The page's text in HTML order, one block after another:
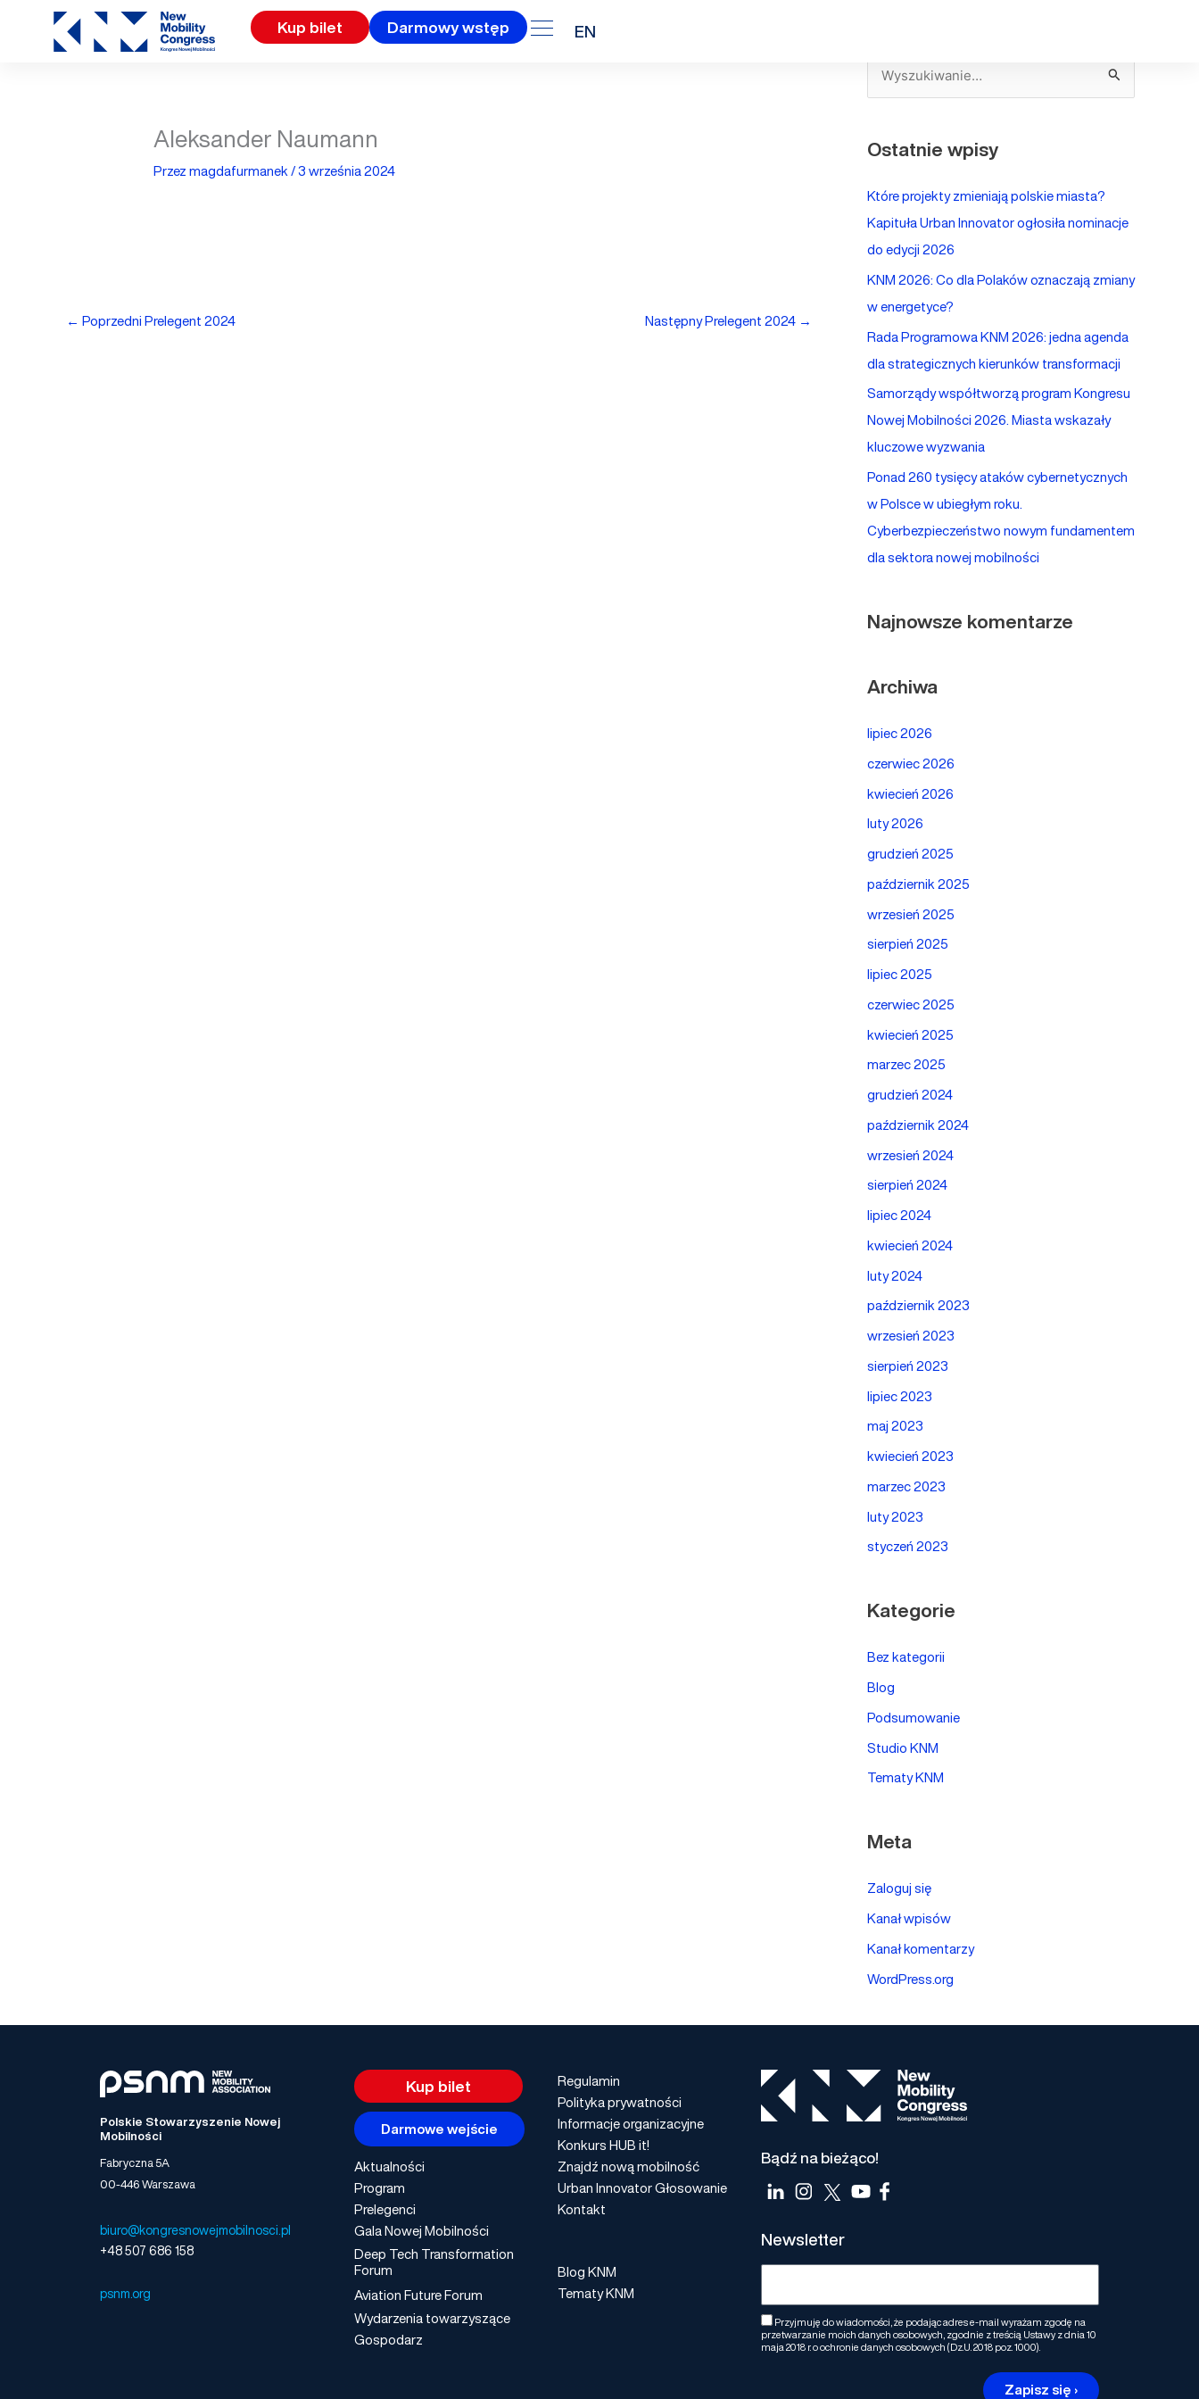
Kup bilet Darmowy wstęp EN
Aleksander Naumann
Przezmagdafurmanek/3 września 2024
← Poprzedni Prelegent 2024 Następny Prelegent 2024 →
z
k
Ostatnie wpisy
Które projekty zmieniają polskie miasta?
Kapituła Urban Innovator ogłosiła nominacje
do edycji 2026
KNM 2026: Co dla Polaków oznaczają zmiany
w energetyce?
Rada Programowa KNM 2026: jedna agenda
dla strategicznych kierunków transformacji
Samorządy współtworzą program Kongresu
Nowej Mobilności 2026. Miasta wskazały
kluczowe wyzwania
Ponad 260 tysięcy ataków cybernetycznych
w Polsce w ubiegłym roku.
Cyberbezpieczeństwo nowym fundamentem
dla sektora nowej mobilności
Najnowsze komentarze
Archiwa
lipiec 2026
czerwiec 2026
kwiecień 2026
luty 2026
grudzień 2025
październik 2025
wrzesień 2025
sierpień 2025
lipiec 2025
czerwiec 2025
kwiecień 2025
marzec 2025
grudzień 2024
październik 2024
wrzesień 2024
sierpień 2024
lipiec 2024
kwiecień 2024
luty 2024
październik 2023
wrzesień 2023
sierpień 2023
lipiec 2023
maj 2023
kwiecień 2023
marzec 2023
luty 2023
styczeń 2023
Kategorie
Bez kategorii
Blog
Podsumowanie
Studio KNM
Tematy KNM
Meta
Zaloguj się
Kanał wpisów
Kanał komentarzy
WordPress.org
Polskie Stowarzyszenie Nowej
Mobilności
Fabryczna 5A
00-446 Warszawa
biuro@kongresnowejmobilnosci.pl
+48 507 686 158
psnm.org
Kup bilet
Darmowe wejście
Aktualności
Program
Prelegenci
Gala Nowej Mobilności
Deep Tech Transformation
Forum
Aviation Future Forum
Wydarzenia towarzyszące
Gospodarz
Regulamin
Polityka prywatności
Informacje organizacyjne
Konkurs HUB it!
Znajdź nową mobilność
Urban Innovator Głosowanie
Kontakt
Blog KNM
Tematy KNM
Bądź na bieżąco!
Newsletter
Przyjmuję do wiadomości, że podając adres e-mail wyrażam zgodę na
przetwarzanie moich danych osobowych, zgodnie z treścią Ustawy z dnia 10
maja 2018 r. o ochronie danych osobowych (Dz.U. 2018 poz. 1000).
Zapisz się ›